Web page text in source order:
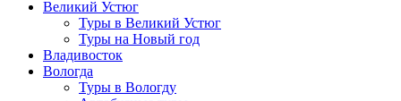
Великий Устюг
Туры в Великий Устюг
Туры на Новый год
Владивосток
Вологда
Туры в Вологду